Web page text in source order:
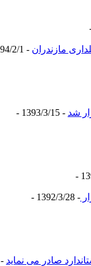
مازندران - 1394/2/1 -
شد - 1393/3/15 -
- 1392/3/28 -
صادر می نماید - 1391/10/28 -